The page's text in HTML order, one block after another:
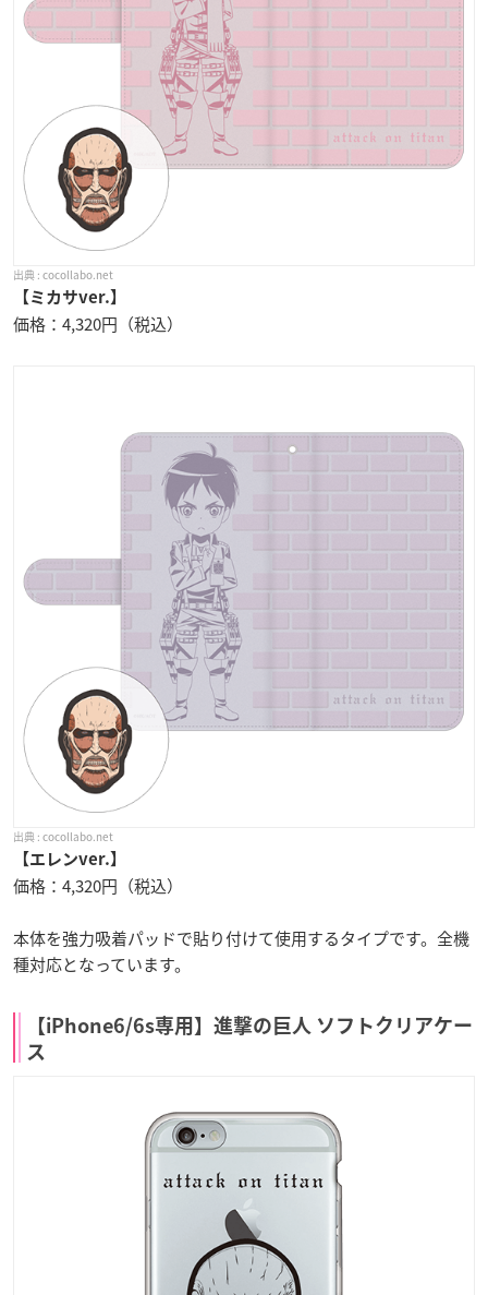
cocollabo.net
【ミカサver.】
価格：4,320円（税込）
cocollabo.net
【エレンver.】
価格：4,320円（税込）
本体を強力吸着パッドで貼り付けて使用するタイプです。全機
種対応となっています。
【iPhone6/6s専用】進撃の巨人 ソフトクリアケー
ス